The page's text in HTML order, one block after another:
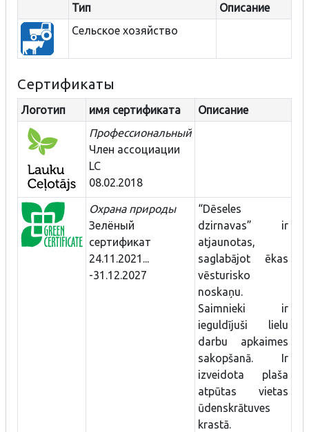
Тип
Описание
Сельское хозяйство
Сертификаты
Логотип имя сертификата
Описание
Профессиональный
Член ассоциации
LC
08.02.2018
Охрана природы
Зелёный
сертификат
24.11.2021...
-31.12.2027
“Dēseles
dzirnavas” ir
atjaunotas,
saglabājot ēkas
vēsturisko
noskaņu.
Saimnieki ir
ieguldījuši lielu
darbu apkaimes
sakopšanā. Ir
izveidota plaša
atpūtas vietas
ūdenskrātuves
krastā.